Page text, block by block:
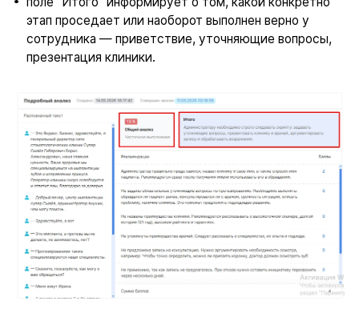
этап проседает или наоборот выполнен верно у
сотрудника — приветствие, уточняющие вопросы,
презентация клиники.